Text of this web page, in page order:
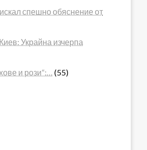
спешно обяснение от
Украйна изчерпа
и рози“:…
(55)